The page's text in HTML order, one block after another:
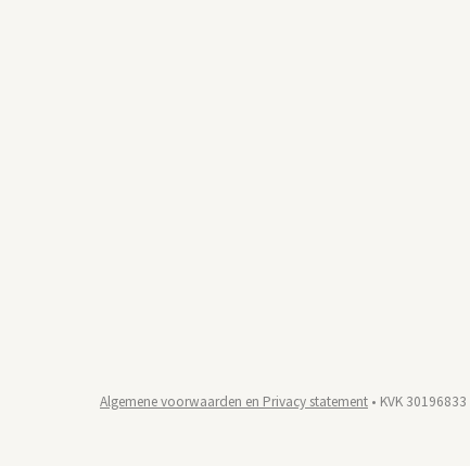
Algemene voorwaarden en Privacy statement • KVK 30196833